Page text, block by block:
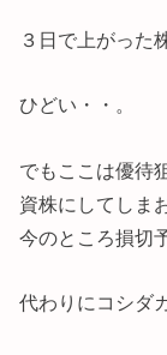
３日で上がった
ひどい・・。
でもここは優待
資株にしてしま
今のところ損切
代わりにコシダ